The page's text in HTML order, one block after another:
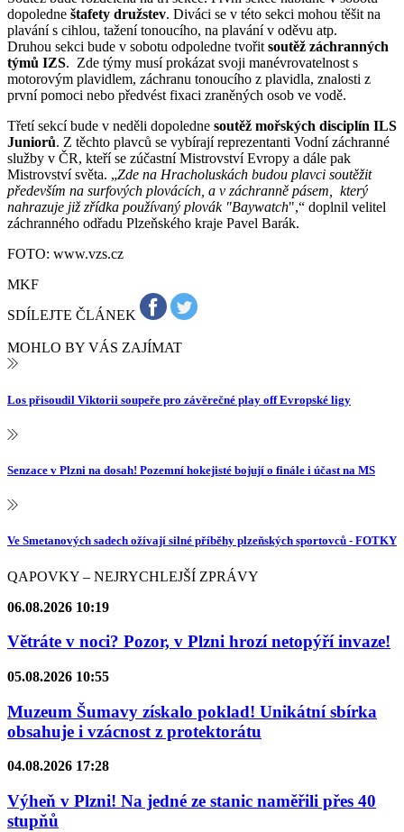
dopoledne štafety družstev. Diváci se v této sekci mohou těšit na
plavání s cihlou, tažení tonoucího, na plavání v oděvu atp.
Druhou sekci bude v sobotu odpoledne tvořitsoutěž záchranných
týmů IZS. Zde týmy musí prokázat svoji manévrovatelnost s
motorovým plavidlem, záchranu tonoucího z plavidla, znalosti z
první pomoci nebo předvést fixaci zraněných osob ve vodě.
Třetí sekcí bude v neděli dopoledne soutěž mořských disciplín ILS
Juniorů. Z těchto plavců se vybírají reprezentanti Vodní záchranné
služby v ČR, kteří se zúčastní Mistrovství Evropy a dále pak
Mistrovství světa. „Zde na Hracholuskách budou plavci soutěžit
především na surfových plovácích, a v záchranně pásem, který
nahrazuje již zřídka používaný plovák "Baywatch",“ doplnil velitel
záchranného odřadu Plzeňského kraje Pavel Barák.
FOTO: www.vzs.cz
MKF
SDÍLEJTE ČLÁNEK
MOHLO BY VÁS ZAJÍMAT
Los přisoudil Viktorii soupeře pro závěrečné play off Evropské ligy
Senzace v Plzni na dosah! Pozemní hokejisté bojují o finále i účast na MS
Ve Smetanových sadech ožívají silné příběhy plzeňských sportovců - FOTKY
QAPOVKY – NEJRYCHLEJŠÍ ZPRÁVY
06.08.2026 10:19
Větráte v noci? Pozor, v Plzni hrozí netopýří invaze!
05.08.2026 10:55
Muzeum Šumavy získalo poklad! Unikátní sbírka
obsahuje i vzácnost z protektorátu
04.08.2026 17:28
Výheň v Plzni! Na jedné ze stanic naměřili přes 40
stupňů